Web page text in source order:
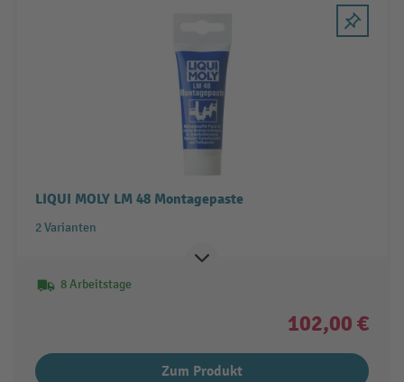
LIQUI MOLY LM 48 Montagepaste
2 Varianten
8 Arbeitstage
102,00 €
Zum Produkt